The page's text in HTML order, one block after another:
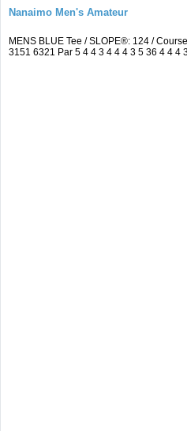
Nanaimo Men's Amateur
MENS BLUE Tee / SLOPE®: 124 /
3151 6321 Par 5 4 4 3 4 4 4 3 5 36 4 4 4